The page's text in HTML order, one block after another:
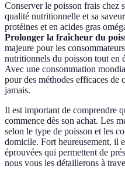
Conserver le poisson frais chez
qualité nutritionnelle et sa
protéines et en acides gras
Prolonger la fraîcheur du
majeure pour les
nutritionnels du poisson tout en
Avec une consommation
pour des méthodes efficaces de
jamais.
Il est important de comprendre
commence dès son achat. Les
selon le type de poisson et les
domicile. Fort heureusement, il
éprouvées qui permettent de
nous vous les détaillerons à